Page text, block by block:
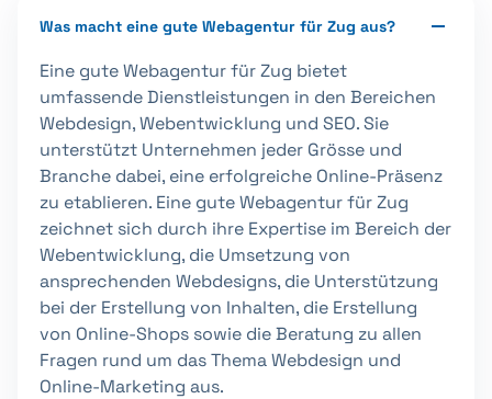
Was macht eine gute Webagentur für Zug aus?
Eine gute Webagentur für Zug bietet
umfassende Dienstleistungen in den Bereichen
Webdesign, Webentwicklung und SEO. Sie
unterstützt Unternehmen jeder Grösse und
Branche dabei, eine erfolgreiche Online-Präsenz
zu etablieren. Eine gute Webagentur für Zug
zeichnet sich durch ihre Expertise im Bereich der
Webentwicklung, die Umsetzung von
ansprechenden Webdesigns, die Unterstützung
bei der Erstellung von Inhalten, die Erstellung
von Online-Shops sowie die Beratung zu allen
Fragen rund um das Thema Webdesign und
Online-Marketing aus.